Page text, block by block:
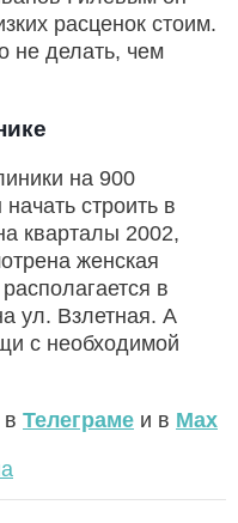
расценок стоим.
не делать, чем
на 900
строить в
кварталы 2002,
женская
в
ул. Взлетная. А
с необходимой
Телеграме и в Max